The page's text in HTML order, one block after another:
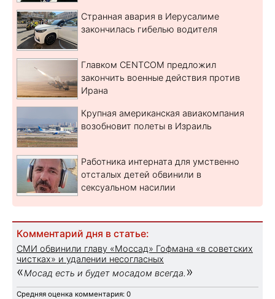
Странная авария в Иерусалиме
закончилась гибелью водителя
Главком CENTCOM предложил
закончить военные действия против
Ирана
Крупная американская авиакомпания
возобновит полеты в Израиль
Работника интерната для умственно
отсталых детей обвинили в
сексуальном насилии
Комментарий дня в статье:
СМИ обвинили главу «Моссад» Гофмана «в советских
чистках» и удалении несогласных
«Мосад есть и будет мосадом всегда. »
Средняя оценка комментария: 0